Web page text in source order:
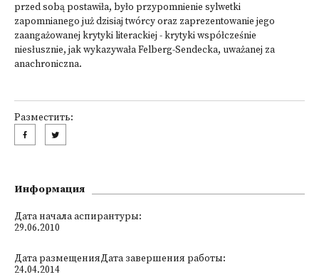
przed sobą postawiła, było przypomnienie sylwetki
zapomnianego już dzisiaj twórcy oraz zaprezentowanie jego
zaangażowanej krytyki literackiej - krytyki współcześnie
niesłusznie, jak wykazywała Felberg-Sendecka, uważanej za
anachroniczna.
Разместить:
Информация
Дата начала аспирантуры:
29.06.2010
Дата размещенияДата завершения работы:
24.04.2014